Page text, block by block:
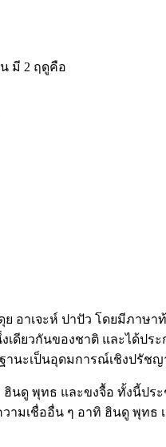
มี 2 ฤดูคือ
าเจะห์ ปาปัว โดยมีภาษา
เดียวกันของชาติ และได้
านะเป็นอุดมการณ์เชิงปรั
นดู พุทธ และขงจื้อ ทั้งนี้ป
ามเชื่ออื่น ๆ อาทิ ฮินดู พุทธ